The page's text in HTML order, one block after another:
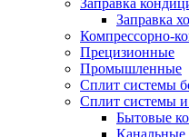
Заправка
Заправка
Компрессорно-
Прецизионные
Промышленные
Сплит системы
Сплит системы
Бытовые
Канальные